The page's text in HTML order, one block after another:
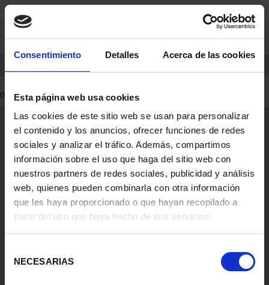
Consentimiento Detalles Acerca de las cookies
Esta página web usa cookies
Las cookies de este sitio web se usan para personalizar
el contenido y los anuncios, ofrecer funciones de redes
sociales y analizar el tráfico. Además, compartimos
información sobre el uso que haga del sitio web con
nuestros partners de redes sociales, publicidad y análisis
web, quienes pueden combinarla con otra información
que les haya proporcionado o que hayan recopilado a
partir del uso que haya hecho de sus servicios.
NECESARIAS
saltar
contenido
Saltar
men
0
0 Productos encontrados
Información General
Contacto
Preguntas Frequentes (FAQs)
Aviso Legal
Condiciones Legales